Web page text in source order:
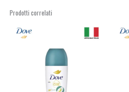
Prodotti correlati